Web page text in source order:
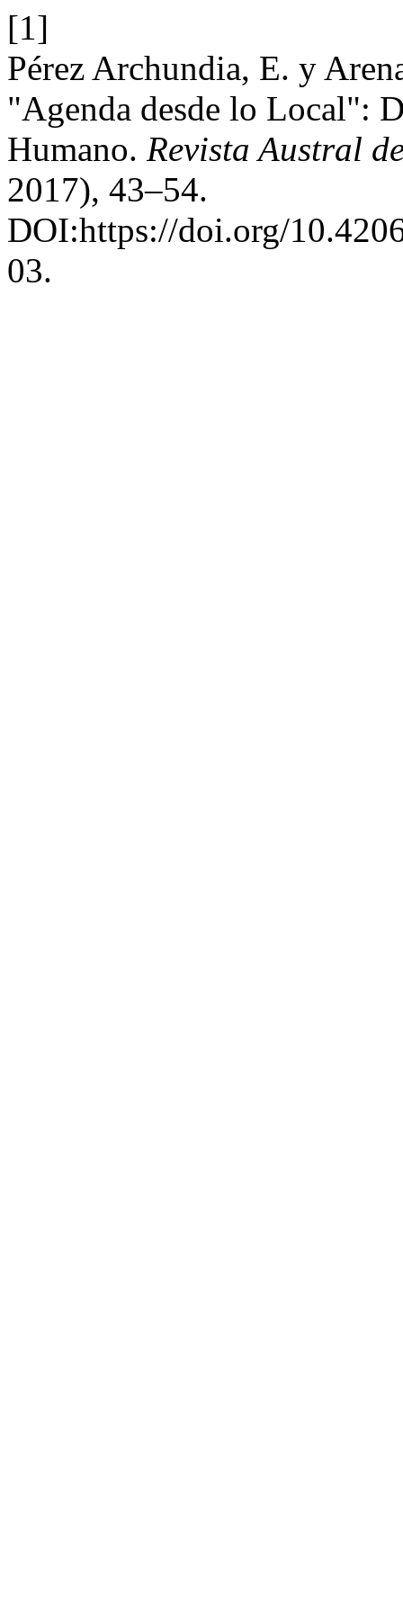
[1]
Pérez Archundia, E. y
"Agenda desde lo Local":
Humano. Revista Austral
2017), 43–54.
DOI:https://doi.org/
03.